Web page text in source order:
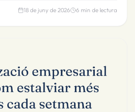
18 de juny de 2026 6 min de lectura